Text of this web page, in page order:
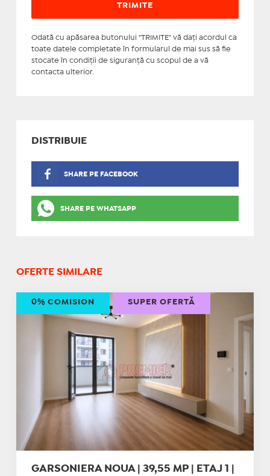
Odată cu apăsarea butonului "TRIMITE" vă daţi acordul ca
toate datele completate în formularul de mai sus să fie
stocate în condiţii de siguranţă cu scopul de a vă
contacta ulterior.
DISTRIBUIE
SHARE PE FACEBOOK
SHARE PE WHATSAPP
OFERTE SIMILARE
GARSONIERA NOUA | 39,55 MP | ETAJ 1 |
0% COMISION SUPER OFERTĂ